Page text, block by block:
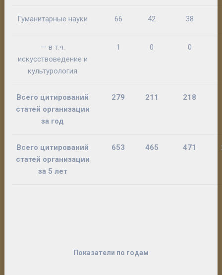
Гуманитарные науки 66 42 38
— в т.ч.
искусствоведение и
культурология
1 0 0
Всего цитирований
статей организации
за год
279 211 218
Всего цитирований
статей организации
за 5 лет
653 465 471
Показатели по годам